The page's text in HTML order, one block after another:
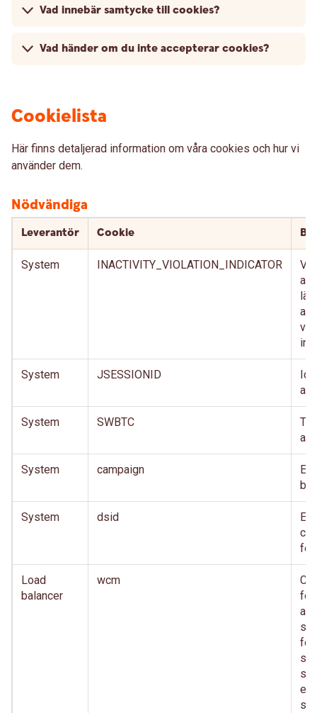
Vad innebär samtycke till cookies?
Vad händer om du inte accepterar cookies?
Cookielista
Här finns detaljerad information om våra cookies och hur vi
använder dem.
Nödvändiga
Leverantör Cookie
System INACTIVITY_VIOLATION_INDICATOR
att
System JSESSIONID
System SWBTC
System campaign
En
System dsid
En
Load
balancer
wcm
för